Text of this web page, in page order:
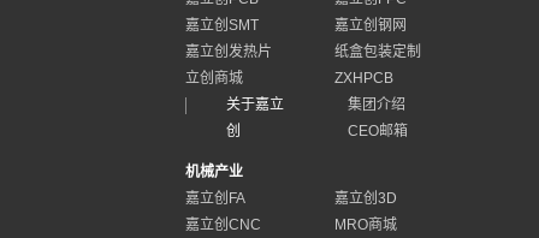
嘉立创SMT
嘉立创钢网
嘉立创发热片
纸盒包装定制
立创商城
ZXHPCB
关于嘉立
创
集团介绍
CEO邮箱
机械产业
嘉立创FA
嘉立创3D
嘉立创CNC
MRO商城